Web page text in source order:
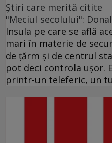
Ştiri care merită citite
"Meciul secolului":
Insula pe care se află
mari în materie de
de ţărm şi de centrul
pot deci controla uşor.
printr-un teleferic, un